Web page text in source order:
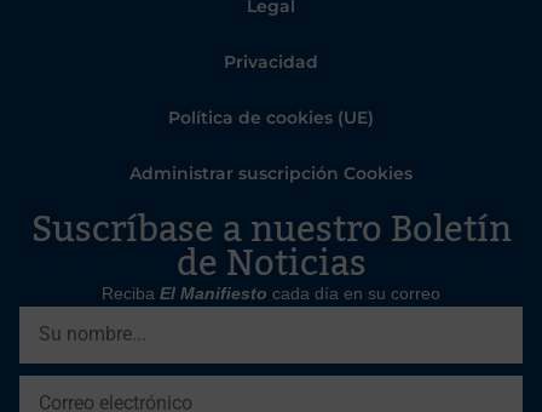
Legal
Privacidad
Política de cookies (UE)
Administrar suscripción Cookies
Suscríbase a nuestro Boletín
de Noticias
Reciba El Manifiesto cada día en su correo